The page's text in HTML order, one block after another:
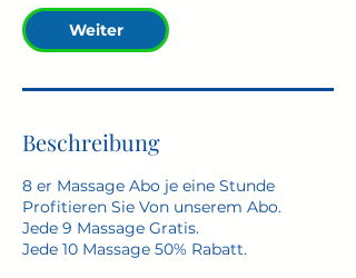
Weiter
Beschreibung
8 er Massage Abo je eine Stunde
Profitieren Sie Von unserem Abo.
Jede 9 Massage Gratis.
Jede 10 Massage 50% Rabatt.